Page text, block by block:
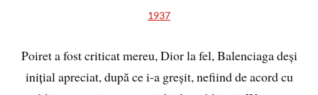
1937
Poiret a fost criticat mereu, Dior la fel, Balenciaga deși
inițial apreciat, după ce i-a greșit, nefiind de acord cu